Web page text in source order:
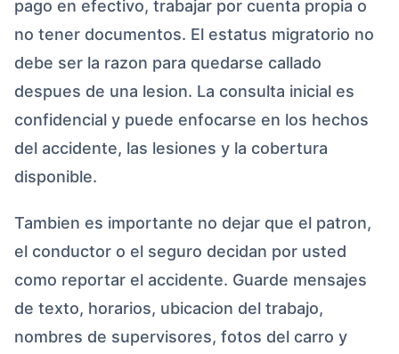
pago en efectivo, trabajar por cuenta propia o
no tener documentos. El estatus migratorio no
debe ser la razon para quedarse callado
despues de una lesion. La consulta inicial es
confidencial y puede enfocarse en los hechos
del accidente, las lesiones y la cobertura
disponible.
Tambien es importante no dejar que el patron,
el conductor o el seguro decidan por usted
como reportar el accidente. Guarde mensajes
de texto, horarios, ubicacion del trabajo,
nombres de supervisores, fotos del carro y